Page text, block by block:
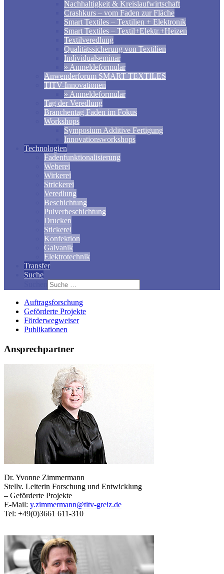
Nachhaltigkeit & Kreislaufwirtschaft
Crashkurs – vom Faden zur Fläche
Smart Textiles – Textilien + Elektronik
Smart Textiles – Textil+Elektr.+Heizen
Textilveredlung
Qualitätssicherung von Textilien
Individualseminar
» Anmeldeformular
Anwenderforum SMART TEXTILES
TITV-Innovationen
» Anmeldeformular
Tag der Veredlung
Branchentag Faden im Fokus
Workshops
Symposium Additive Fertigung
Innovationsworkshops
Technologien
Fadenfunktionalisierung
Weberei
Wirkerei
Strickerei
Veredlung
Beschichtung
Pulverbeschichtung
Drucken
Stickerei
Konfektion
Galvanik
Elektrotechnik
Transfer
Suche
Auftragsforschung
Geförderte Projekte
Förderwegweiser
Publikationen
Ansprechpartner
Dr. Yvonne Zimmermann
Stellv. Leiterin Forschung und Entwicklung
– Geförderte Projekte
E-Mail: y.zimmermann@titv-greiz.de
Tel: +49(0)3661 611-310